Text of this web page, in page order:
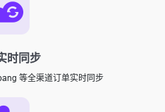
时同步
等全渠道订单实时同步